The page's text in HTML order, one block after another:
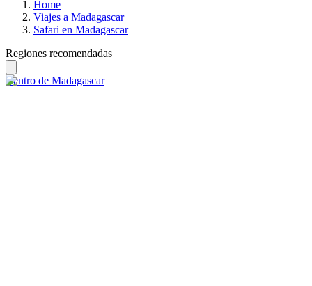
Home
Viajes a Madagascar
Safari en Madagascar
Regiones recomendadas
Centro de Madagascar